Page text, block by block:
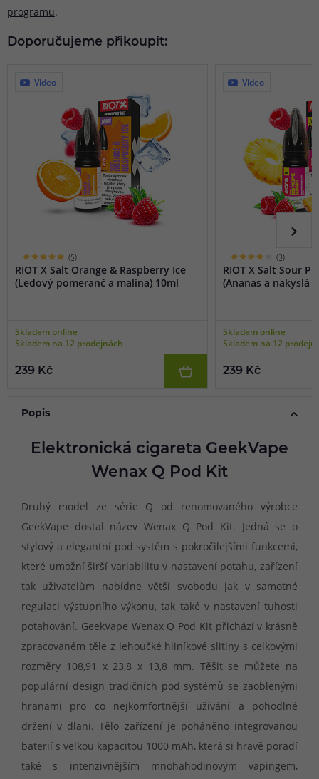
programu.
Doporučujeme přikoupit:
Video
(5)
RIOT X Salt Orange & Raspberry Ice
(Ledový pomeranč a malina) 10ml
Skladem online
Skladem na 12 prodejnách
239 Kč
Video
(3)
RIOT X Salt Sour
(Ananas a nakyslá
Skladem online
Skladem na 12
239 Kč
Popis
Elektronická cigareta GeekVape
Wenax Q Pod Kit
Druhý model ze série Q od renomovaného výrobce
GeekVape dostal název Wenax Q Pod Kit. Jedná se o
stylový a elegantní pod systém s pokročilejšími funkcemi,
které umožní širší variabilitu v nastavení potahu, zařízení
tak uživatelům nabídne větší svobodu jak v samotné
regulaci výstupního výkonu, tak také v nastavení tuhosti
potahování. GeekVape Wenax Q Pod Kit přichází v krásně
zpracovaném těle z lehoučké hliníkové slitiny s celkovými
rozměry 108,91 x 23,8 x 13,8 mm. Těšit se můžete na
populární design tradičních pod systémů se zaoblenými
hranami pro co nejkomfortnější užívání a pohodlné
držení v dlani. Tělo zařízení je poháněno integrovanou
baterií s velkou kapacitou 1000 mAh, která si hravě poradí
také s intenzivnějším mnohahodinovým vapingem,